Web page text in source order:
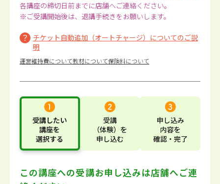
各講座の締切日前までに店舗へご連絡ください。
※ご受講開始後は、退講手続きをお願いします。
チケット自動追加（オートチャージ）についてのご説
明
運営維持費について教材について保険料について
受講したい
講座を
選択する
受講
（体験） を
申し込む
申し込み
内容を
確認・完了
この講座への受講お申し込みは店舗へご連